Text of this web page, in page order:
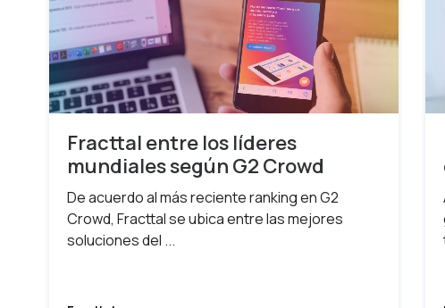
Fracttal entre los líderes
mundiales según G2 Crowd
De acuerdo al más reciente ranking en G2
Crowd, Fracttal se ubica entre las mejores
soluciones del ...